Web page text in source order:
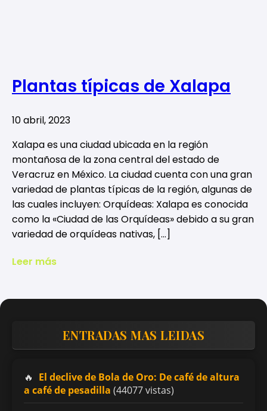
Plantas típicas de Xalapa
10 abril, 2023
Xalapa es una ciudad ubicada en la región
montañosa de la zona central del estado de
Veracruz en México. La ciudad cuenta con una gran
variedad de plantas típicas de la región, algunas de
las cuales incluyen: Orquídeas: Xalapa es conocida
como la «Ciudad de las Orquídeas» debido a su gran
variedad de orquídeas nativas, […]
Leer más
ENTRADAS MAS LEIDAS
El declive de Bola de Oro: De café de altura
a café de pesadilla (44077 vistas)